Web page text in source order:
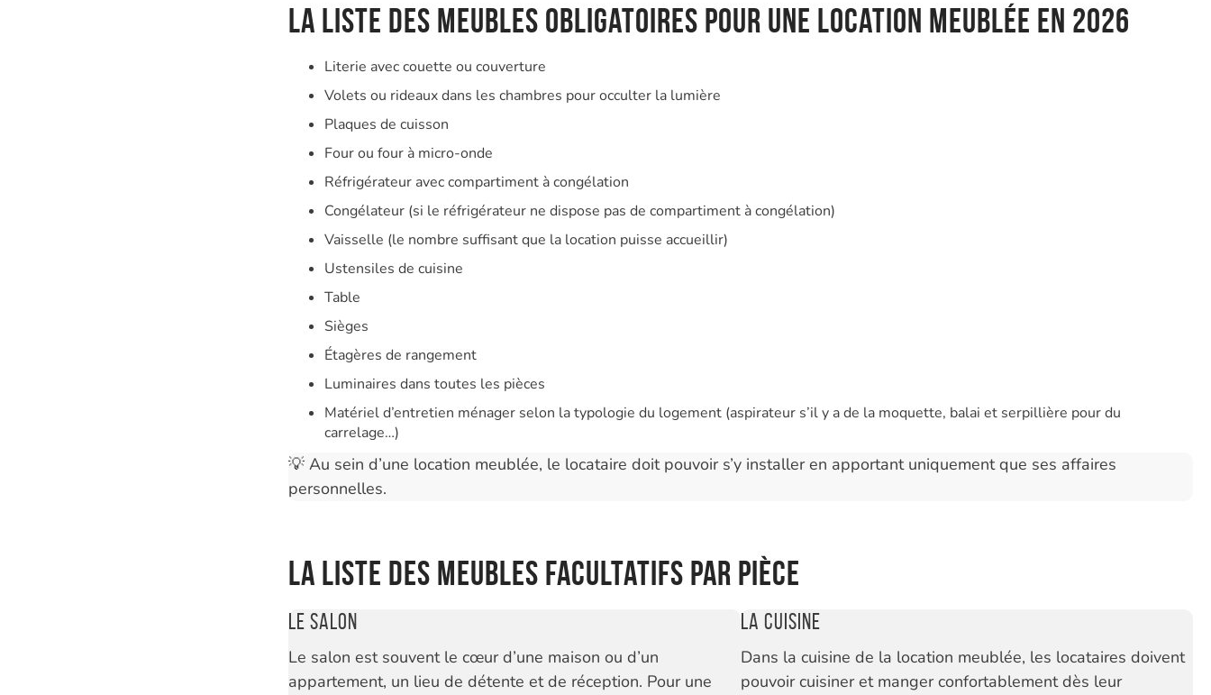
La liste des meubles obligatoires pour une location meublée en 2026
Literie avec couette ou couverture
Volets ou rideaux dans les chambres pour occulter la lumière
Plaques de cuisson
Four ou four à micro-onde
Réfrigérateur avec compartiment à congélation
Congélateur (si le réfrigérateur ne dispose pas de compartiment à congélation)
Vaisselle (le nombre suffisant que la location puisse accueillir)
Ustensiles de cuisine
Table
Sièges
Étagères de rangement
Luminaires dans toutes les pièces
Matériel d’entretien ménager selon la typologie du logement (aspirateur s’il y a de la moquette, balai et serpillière pour du
carrelage…)
💡 Au sein d’une location meublée, le locataire doit pouvoir s’y installer en apportant uniquement que ses affaires
personnelles.
La liste des meubles facultatifs par pièce
Le salon
Le salon est souvent le cœur d’une maison ou d’un
appartement, un lieu de détente et de réception. Pour une
La cuisine
Dans la cuisine de la location meublée, les locataires doivent
pouvoir cuisiner et manger confortablement dès leur